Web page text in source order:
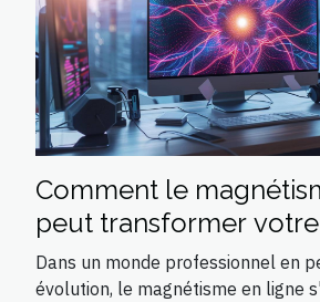
Comment le
peut transformer
Dans un monde professionnel en
évolution, le magnétisme en ligne